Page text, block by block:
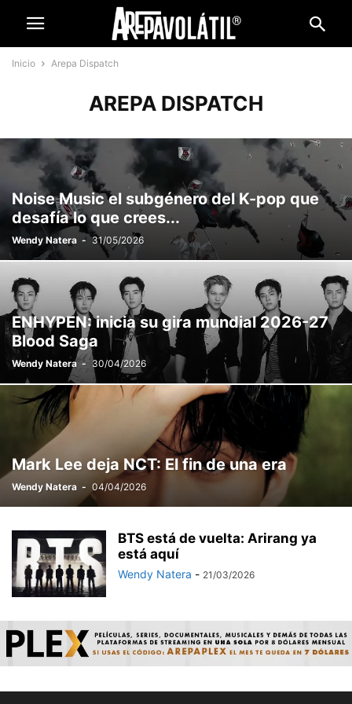
Inicio Arepa Dispatch
AREPA DISPATCH
Noise Music el subgénero del K-pop que
desafía lo que crees...
Wendy Natera - 31/05/2026
ENHYPEN: inicia su gira mundial 2026-27
Blood Saga
Wendy Natera - 30/04/2026
Mark Lee deja NCT: El fin de una era
Wendy Natera - 04/04/2026
BTS está de vuelta: Arirang ya
está aquí
Wendy Natera - 21/03/2026